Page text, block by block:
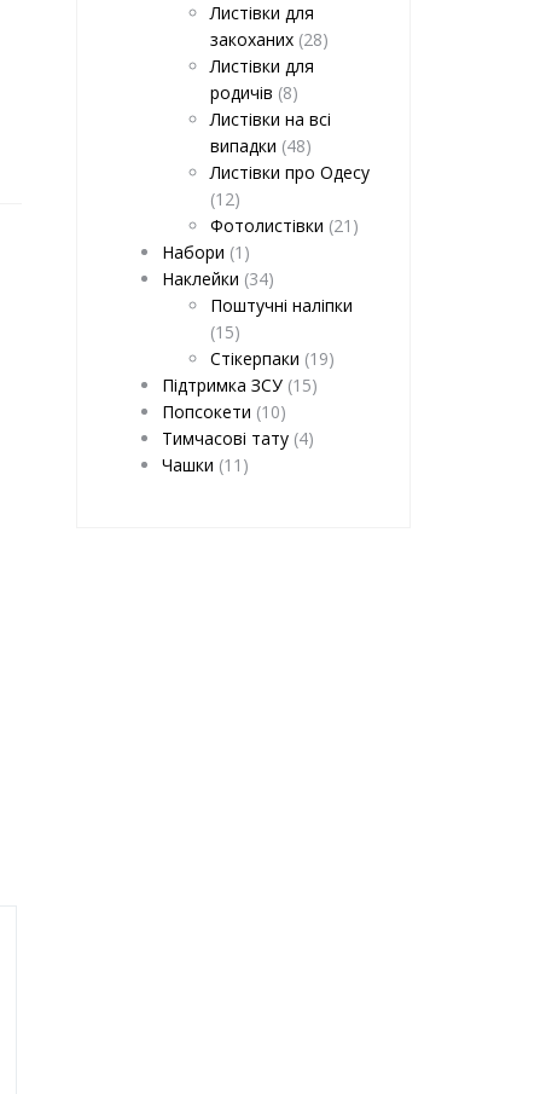
Листівки для
закоханих (28)
Листівки для
родичів (8)
Листівки на всі
випадки (48)
Листівки про Одесу
(12)
Фотолистівки (21)
Набори (1)
Наклейки (34)
Поштучні наліпки
(15)
Стікерпаки (19)
Підтримка ЗСУ (15)
Попсокети (10)
Тимчасові тату (4)
Чашки (11)